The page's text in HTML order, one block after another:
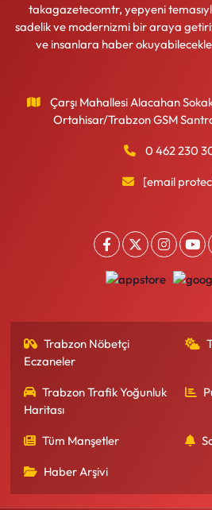
takagazetecomtr, yepyeni
sadelik ve modernizmi bir araya
ve insanlara haber
Çarşı Mahallesi Alacahan
Ortahisar/Trabzon GSM
0 462 230
[email
Trabzon Nöbetçi
Eczaneler
Trabzon Trafik Yoğunluk
Haritası
Tüm Manşetler
Haber Arşivi